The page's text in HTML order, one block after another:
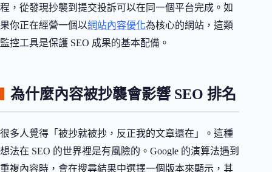
程，從發現抄襲到提交投訴可以在同一個平台完成。如
果你正在經營一個以網站內容優化為核心的網站，這類
監控工具是保護 SEO 成果的基本配備。
為什麼內容被抄襲會影響 SEO 排名
很多人覺得「被抄就被抄，反正我的文章還在」。這種
想法在 SEO 的世界裡是有風險的。Google 的演算法遇到
重複內容時，會在搜尋結果中選擇一個版本來顯示，其